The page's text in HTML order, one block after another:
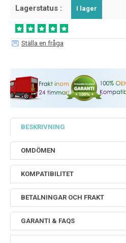
Lagerstatus : I lager
Ställa en fråga
BESKRIVNING
OMDÖMEN
KOMPATIBILITET
BETALNINGAR OCH FRAKT
GARANTI & FAQS